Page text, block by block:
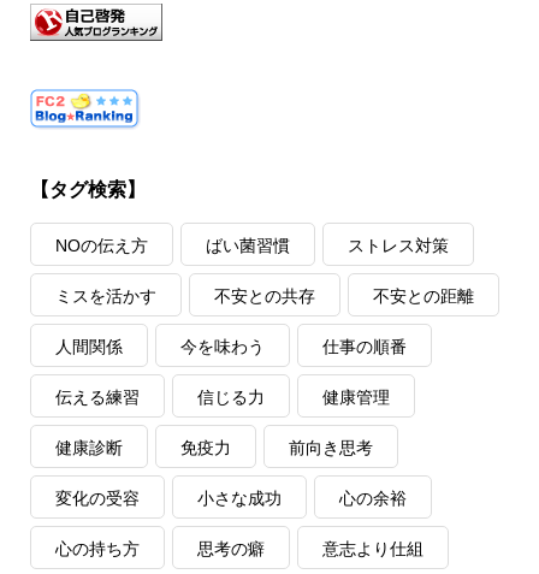
【タグ検索】
NOの伝え方 ばい菌習慣 ストレス対策
ミスを活かす 不安との共存 不安との距離
人間関係 今を味わう 仕事の順番
伝える練習 信じる力 健康管理
健康診断 免疫力 前向き思考
変化の受容 小さな成功 心の余裕
心の持ち方 思考の癖 意志より仕組